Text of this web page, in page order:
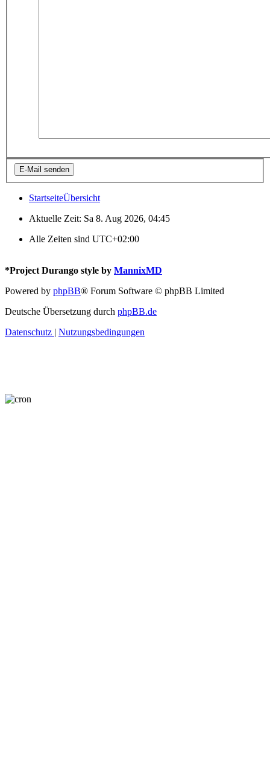
StartseiteÜbersicht
Aktuelle Zeit: Sa 8. Aug 2026, 04:45
Alle Zeiten sind UTC+02:00
*Project Durango style by MannixMD
Powered by phpBB® Forum Software © phpBB Limited
Deutsche Übersetzung durch phpBB.de
Datenschutz | Nutzungsbedingungen